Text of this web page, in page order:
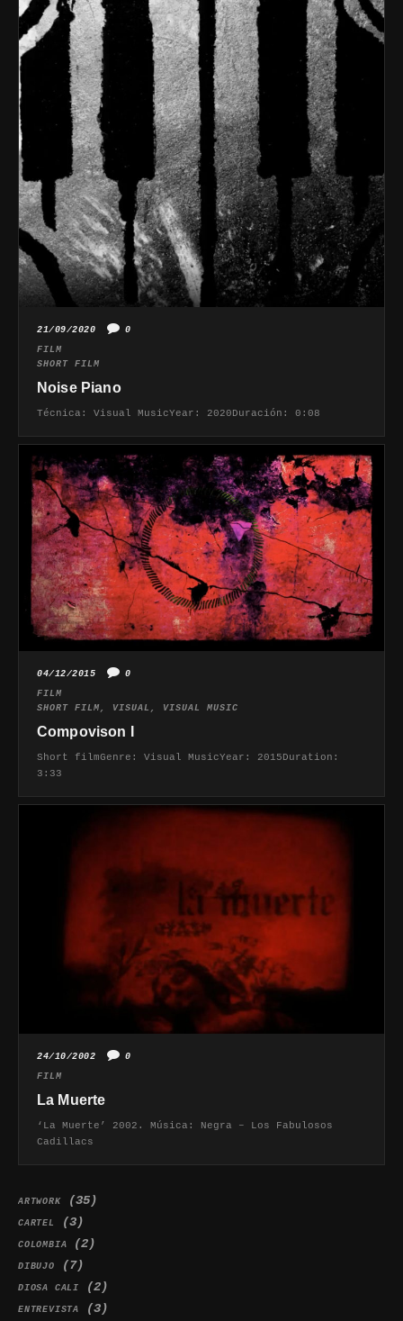
21/09/2020
0
FILM
SHORT FILM
Noise Piano
Técnica: Visual MusicYear: 2020Duración: 0:08
04/12/2015
0
FILM
SHORT FILM, VISUAL , VISUAL MUSIC
Compovison I
Short filmGenre: Visual MusicYear: 2015Duration:
3:33
24/10/2002
0
FILM
La Muerte
‘La Muerte’ 2002. Música: Negra – Los Fabulosos
Cadillacs
ARTWORK(35)
CARTEL (3)
COLOMBIA (2)
DIBUJO (7)
DIOSA CALI (2)
ENTREVISTA (3)